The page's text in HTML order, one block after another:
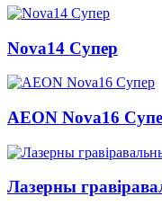
Nova14 Супер
AEON Nova16
Лазерны